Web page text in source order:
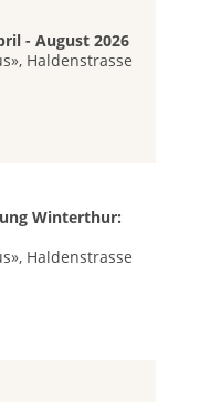
- August 2026
Haldenstrasse
Winterthur:
Haldenstrasse